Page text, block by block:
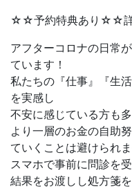
☆☆予約特典あり☆☆
アフターコロナの日常
ています！
私たちの『仕事』『生
を実感し
不安に感じている方も
より一層のお金の自助
ていくことは避けられま
スマホで事前に問診を
結果をお渡しし処方箋を